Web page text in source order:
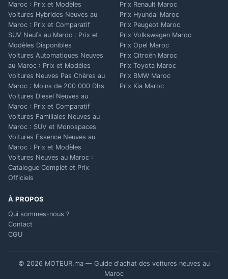
Maroc : Prix et Modèles
Voitures Hybrides Neuves au
Maroc : Prix et Comparatif
SUV Neufs au Maroc : Prix et
Modèles Disponibles
Voitures Automatiques Neuves
au Maroc : Prix et Modèles
Voitures Neuves Pas Chères au
Maroc : Moins de 200 000 Dhs
Voitures Diesel Neuves au
Maroc : Prix et Comparatif
Voitures Familiales Neuves au
Maroc : SUV et Monospaces
Voitures Essence Neuves au
Maroc : Prix et Modèles
Voitures Neuves au Maroc :
Catalogue Complet et Prix
Officiels
Prix Renault Maroc
Prix Hyundai Maroc
Prix Peugeot Maroc
Prix Volkswagen Maroc
Prix Opel Maroc
Prix Citroën Maroc
Prix Toyota Maroc
Prix BMW Maroc
Prix Kia Maroc
À PROPOS
Qui sommes-nous ?
Contact
CGU
© 2026 MOTEUR.ma — Guide d'achat des voitures neuves au
Maroc